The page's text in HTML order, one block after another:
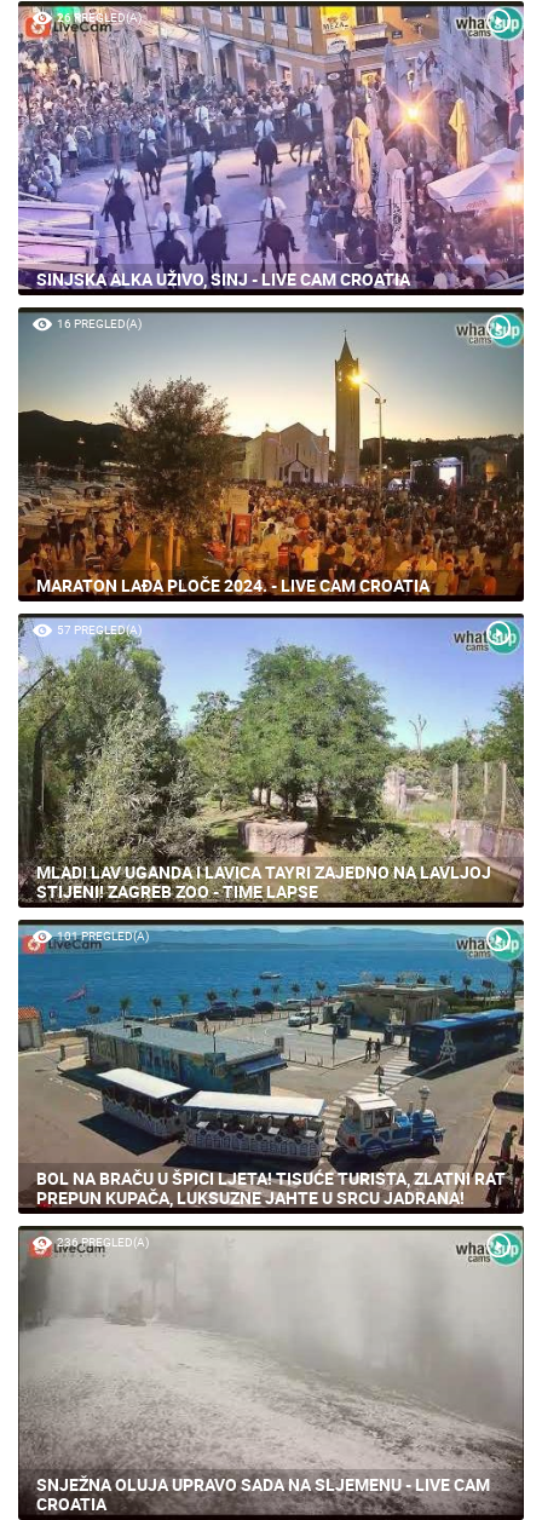
26 PREGLED(A)
SINJSKA ALKA UŽIVO, SINJ - LIVE CAM CROATIA
16 PREGLED(A)
MARATON LAĐA PLOČE 2024. - LIVE CAM CROATIA
57 PREGLED(A)
MLADI LAV UGANDA I LAVICA TAYRI ZAJEDNO NA LAVLJOJ
STIJENI! ZAGREB ZOO - TIME LAPSE
101 PREGLED(A)
BOL NA BRAČU U ŠPICI LJETA! TISUĆE TURISTA, ZLATNI RAT
PREPUN KUPAČA, LUKSUZNE JAHTE U SRCU JADRANA!
236 PREGLED(A)
SNJEŽNA OLUJA UPRAVO SADA NA SLJEMENU - LIVE CAM
CROATIA